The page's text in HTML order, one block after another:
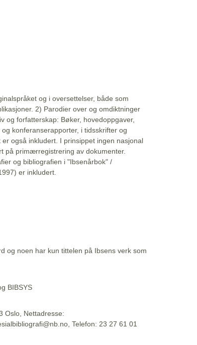
og i oversettelser, både som
2) Parodier over og omdiktninger
og forfatterskap: Bøker, hovedoppgaver,
konferanserapporter, i tidsskrifter og
også inkludert. I prinsippet ingen nasjonal
på primærregistrering av dokumenter.
og bibliografien i "Ibsenårbok" /
er inkludert.
og noen har kun tittelen på Ibsens verk som
BIBSYS
Oslo, Nettadresse:
Telefon: 23 27 61 01